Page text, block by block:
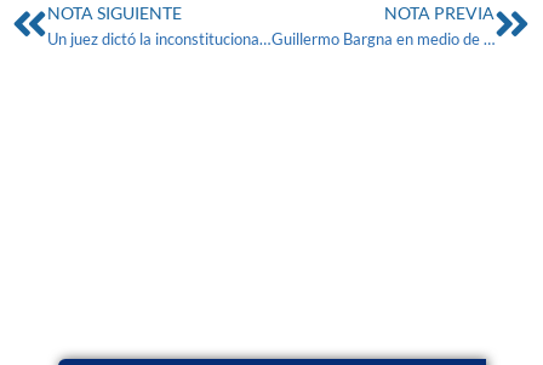
NOTA SIGUIENTE
Un juez dictó la inconstitucionalidad de una acordada de la Cámara de Casación Nacional que recomendó descomprimir la superpoblación carcelaria
NOTA PREVIA
Guillermo Bargna en medio de Provincia de La Rioja